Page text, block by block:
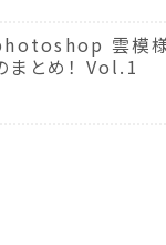
雲模様
まとめ！ Vol.1